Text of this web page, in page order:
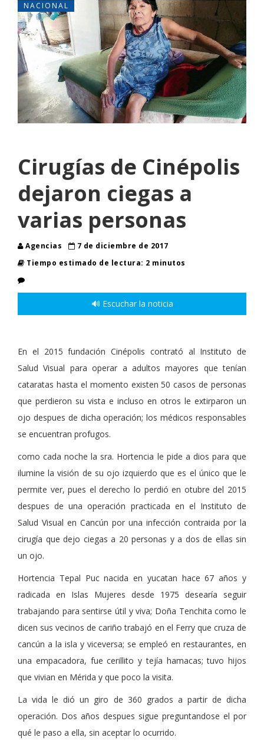
NACIONAL
Cirugías de Cinépolis
dejaron ciegas a
varias personas
Agencias
7 de diciembre de 2017
Tiempo estimado de lectura: 2 minutos
🔊 Escuchar la noticia
En el 2015 fundación Cinépolis contrató al Instituto de
Salud Visual para operar a adultos mayores que tenían
cataratas hasta el momento existen 50 casos de personas
que perdieron su vista e incluso en otros le extirparon un
ojo despues de dicha operación; los médicos responsables
se encuentran profugos.
como cada noche la sra. Hortencia le pide a dios para que
ilumine la visión de su ojo izquierdo que es el único que le
permite ver, pues el derecho lo perdió en otubre del 2015
despues de una operación practicada en el Instituto de
Salud Visual en Cancún por una infección contraida por la
cirugía que dejo ciegas a 20 personas y a dos de ellas sin
un ojo.
Hortencia Tepal Puc nacida en yucatan hace 67 años y
radicada en Islas Mujeres desde 1975 desearía seguir
trabajando para sentirse útil y viva; Doña Tenchita como le
dicen sus vecinos de cariño trabajó en el Ferry que cruza de
cancún a la isla y viceversa; se empleó en restaurantes, en
una empacadora, fue cerillito y tejía hamacas; tuvo hijos
que vivian en Mérida y que poco la visita.
La vida le dió un giro de 360 grados a partir de dicha
operación. Dos años despues sigue preguntandose el por
qué le paso a ella, sin aceptar lo ocurrido.